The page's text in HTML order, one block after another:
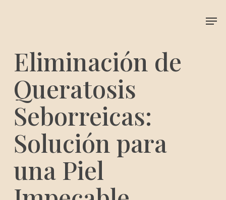
Eliminación de
Queratosis
Seborreicas:
Solución para
una Piel